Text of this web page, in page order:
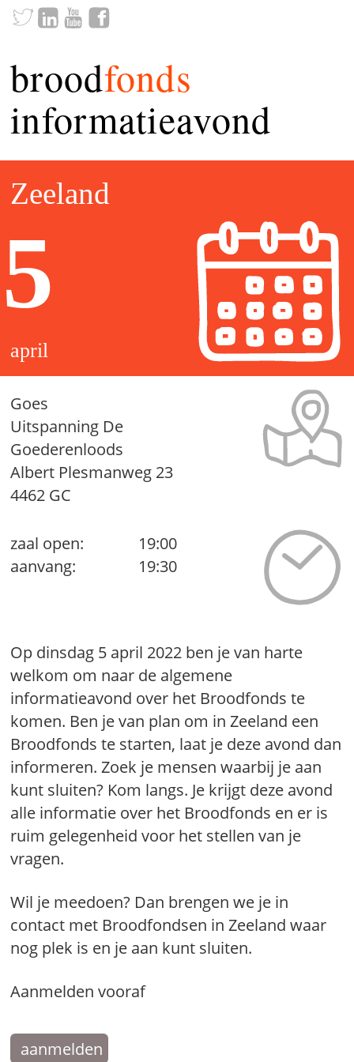
broodfonds
informatieavond
Zeeland
5
april
Goes
Uitspanning De
Goederenloods
Albert Plesmanweg 23
4462 GC
zaal open:
19:00
aanvang:
19:30
Op dinsdag 5 april 2022 ben je van harte
welkom om naar de algemene
informatieavond over het Broodfonds te
komen. Ben je van plan om in Zeeland een
Broodfonds te starten, laat je deze avond dan
informeren. Zoek je mensen waarbij je aan
kunt sluiten? Kom langs. Je krijgt deze avond
alle informatie over het Broodfonds en er is
ruim gelegenheid voor het stellen van je
vragen.
Wil je meedoen? Dan brengen we je in
contact met Broodfondsen in Zeeland waar
nog plek is en je aan kunt sluiten.
Aanmelden vooraf
aanmelden